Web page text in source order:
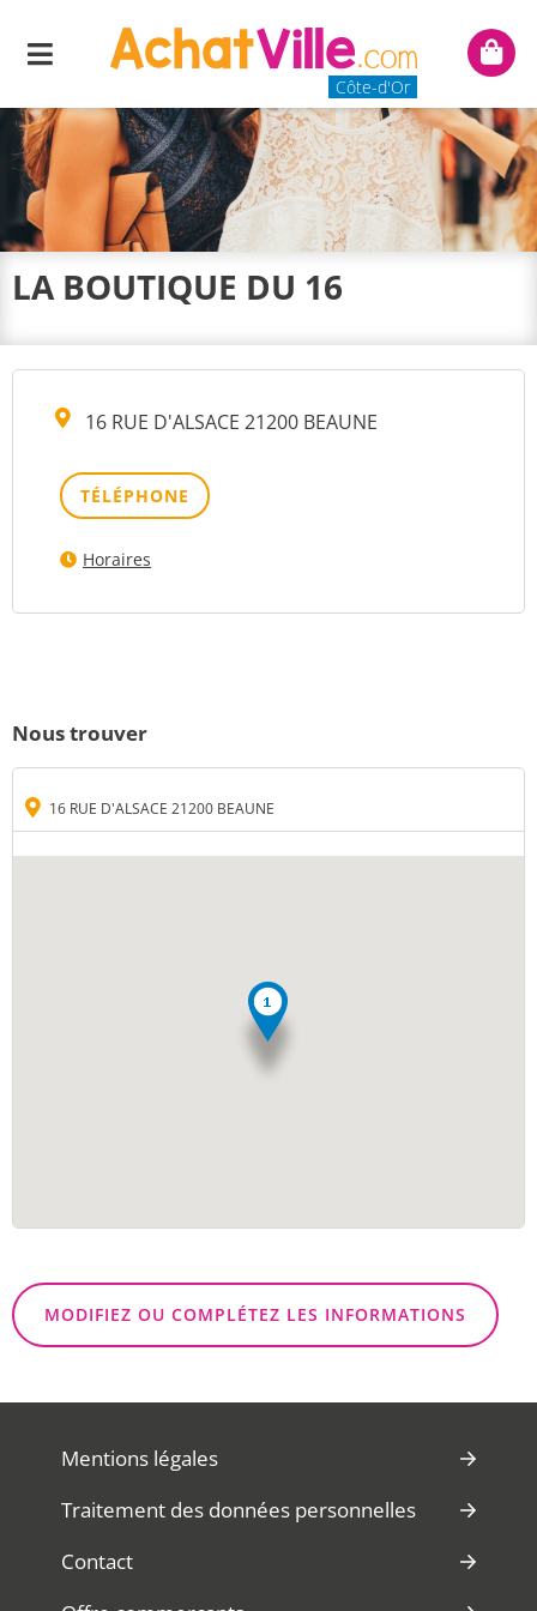
Menu
Côte-d'Or
Mon
LA BOUTIQUE DU 16
16 RUE D'ALSACE 21200 BEAUNE
TÉLÉPHONE
Horaires
Nous trouver
16 RUE D'ALSACE 21200 BEAUNE
MODIFIEZ OU COMPLÉTEZ LES INFORMATIONS
Mentions légales
Traitement des données personnelles
Contact